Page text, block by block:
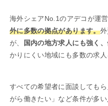
海外シェアNo.1のアデコが運
外に多数の拠点があります。
が、
国内の地方求人にも強く、
かりにくい地域にも多数の求人
すべての希望者に面談しても
がら働きたい」など条件が多